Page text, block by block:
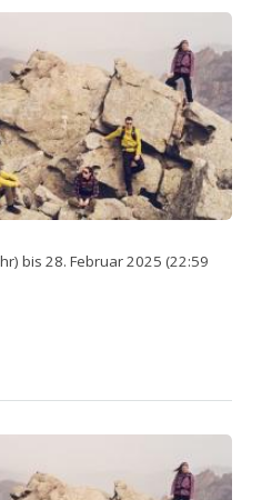
bis 28. Februar 2025 (22:59